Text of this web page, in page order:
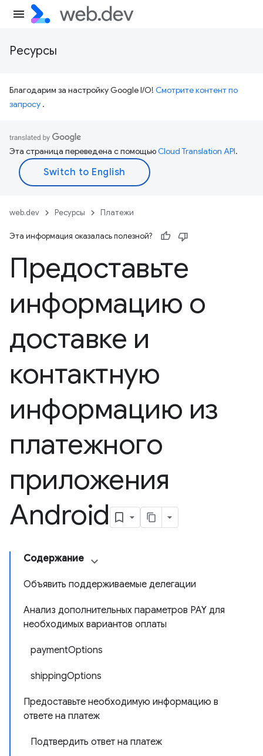
Ресурсы
Благодарим за настройку Google I/O! Смотрите контент по
запросу .
Эта страница переведена с помощьюCloud Translation API.
web.dev Ресурсы Платежи
Эта информация оказалась полезной?
Предоставьте
информацию о
доставке и
контактную
информацию из
платежного
приложения
Android
Содержание
Объявить поддерживаемые делегации
Анализ дополнительных параметров PAY для
необходимых вариантов оплаты
paymentOptions
shippingOptions
Предоставьте необходимую информацию в
ответе на платеж
Подтвердить ответ на платеж